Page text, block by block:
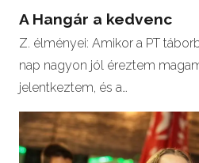
A Hangár a kedvenc
Z. élményei: Amikor a PT
nap nagyon jól éreztem
jelentkeztem, és a…